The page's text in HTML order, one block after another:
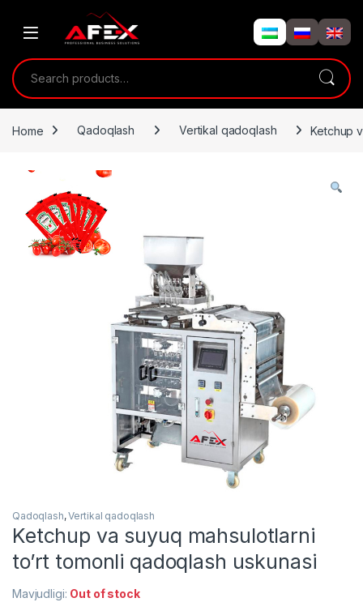
Search for:
Home Qadoqlash Vertikal qadoqlash Ketchup
Qadoqlash,Vertikal qadoqlash
Ketchup va suyuq mahsulotlarni
to’rt tomonli qadoqlash uskunasi
Mavjudligi: Out of stock